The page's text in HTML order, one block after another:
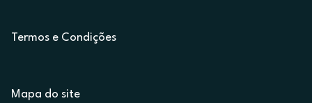
Termos e Condições
Mapa do site